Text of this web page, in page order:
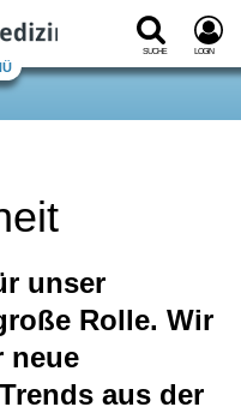
Suche Login
unser
Rolle. Wir
neue
aus der